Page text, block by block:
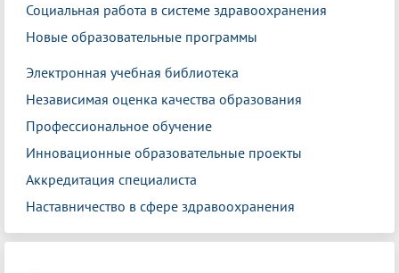
Социальная работа в системе здравоохранения
Новые образовательные программы
Электронная учебная библиотека
Независимая оценка качества образования
Профессиональное обучение
Инновационные образовательные проекты
Аккредитация специалиста
Наставничество в сфере здравоохранения